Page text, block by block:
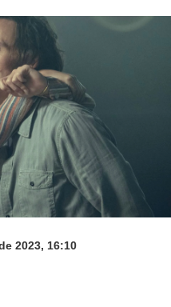
Cómo Lisa Marie
Riley Keough, con su
2023, 16:10